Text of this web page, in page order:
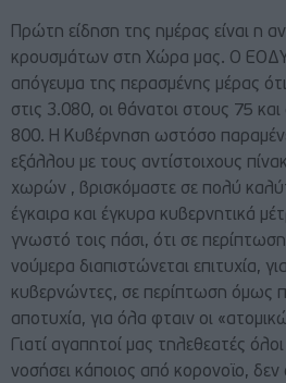
Πρώτη είδηση της ημέρας είναι η
κρουσμάτων στη Χώρα μας. Ο
απόγευμα της περασμένης μέρας
στις 3.080, οι θάνατοι στους 75
800. Η Κυβέρνηση ωστόσο
εξάλλου με τους αντίστοιχους
χωρών , βρισκόμαστε σε πολύ
έγκαιρα και έγκυρα κυβερνητικά
γνωστό τοις πάσι, ότι σε
νούμερα διαπιστώνεται επιτυχία,
κυβερνώντες, σε περίπτωση όμως
αποτυχία, για όλα φταιν οι
Γιατί αγαπητοί μας τηλεθεατές
νοσήσει κάποιος από κορονοϊο, δεν